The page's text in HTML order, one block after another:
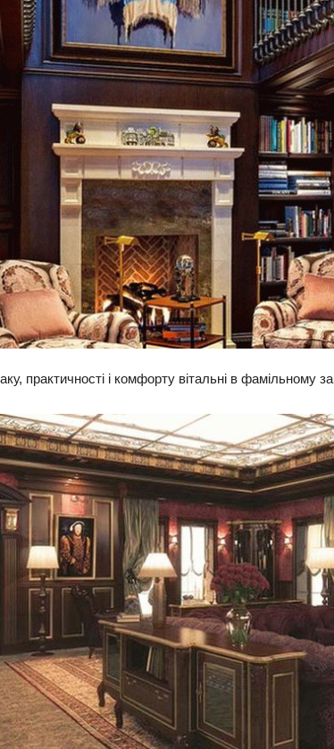
практичності і комфорту вітальні в фамільному